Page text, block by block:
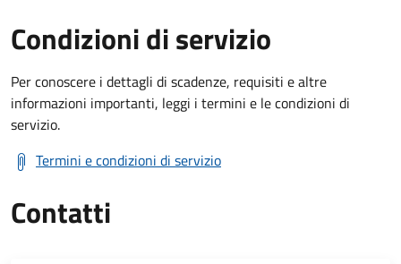
Condizioni di servizio
Per conoscere i dettagli di scadenze, requisiti e altre
informazioni importanti, leggi i termini e le condizioni di
servizio.
Termini e condizioni di servizio
Contatti